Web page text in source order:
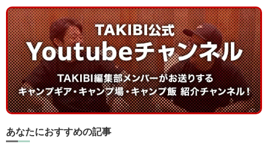
あなたにおすすめの記事